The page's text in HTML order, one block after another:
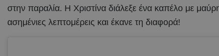
στην παραλία. Η Χριστίνα διάλεξε ένα καπέλο με
ασημένιες λεπτομέρεις και έκανε τη διαφορά!